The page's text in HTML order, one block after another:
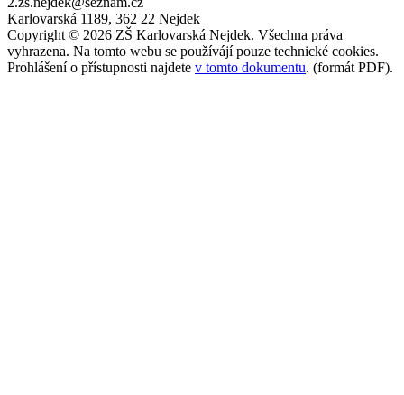
Karlovarská 1189, 362 22 Nejdek
Copyright © 2026 ZŠ Karlovarská Nejdek. Všechna práva
vyhrazena. Na tomto webu se používájí pouze technické cookies.
Prohlášení o přístupnosti najdete v tomto dokumentu. (formát PDF).